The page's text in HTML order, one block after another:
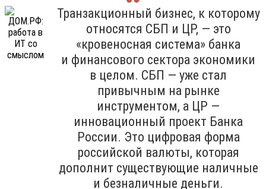
Транзакционный бизнес, к которому
относятся СБП и ЦР, — это
«кровеносная система» банка
и финансового сектора экономики
в целом. СБП — уже стал
привычным на рынке
инструментом, а ЦР —
инновационный проект Банка
России. Это цифровая форма
российской валюты, которая
дополнит существующие наличные
и безналичные деньги.